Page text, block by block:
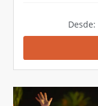
Desde: